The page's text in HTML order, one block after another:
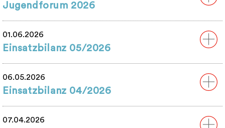
Jugendforum 2026
01.06.2026
Einsatzbilanz 05/2026
06.05.2026
Einsatzbilanz 04/2026
07.04.2026